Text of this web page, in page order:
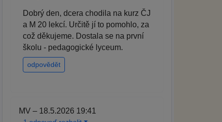
Dobrý den, dcera chodila na kurz ČJ
a M 20 lekcí. Určitě jí to pomohlo, za
což děkujeme. Dostala se na první
školu - pedagogické lyceum.
odpovědět
MV – 18.5.2026 19:41